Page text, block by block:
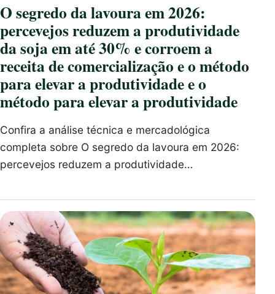
O segredo da lavoura em 2026:
percevejos reduzem a produtividade
da soja em até 30% e corroem a
receita de comercialização e o método
para elevar a produtividade e o
método para elevar a produtividade
Confira a análise técnica e mercadológica
completa sobre O segredo da lavoura em 2026:
percevejos reduzem a produtividade…